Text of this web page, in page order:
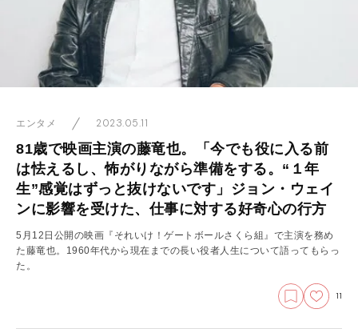
エンタメ 2023.05.11
81歳で映画主演の藤竜也。「今でも役に入る前
は怯えるし、怖がりながら準備をする。“１年
生”感覚はずっと抜けないです」ジョン・ウェイ
ンに影響を受けた、仕事に対する好奇心の行方
5月12日公開の映画『それいけ！ゲートボールさくら組』で主演を務め
た藤竜也。1960年代から現在までの長い役者人生について語ってもらっ
た。
11